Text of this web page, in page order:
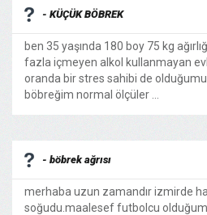
- KÜÇÜK BÖBREK
ben 35 yaşında 180 boy 75 kg
fazla içmeyen alkol kullanmayan
oranda bir stres sahibi de
böbreğim normal ölçüler ...
- böbrek ağrısı
merhaba uzun zamandır izmirde
soğudu.maalesef futbolcu